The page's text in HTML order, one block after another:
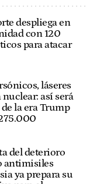
despliega en
con 120
para atacar
láseres
así será
la era Trump
del deterioro
antimisiles
ya prepara su